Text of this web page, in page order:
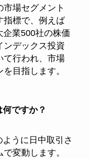
市場セグメント
指標で、例えば
企業500社の株価
ンデックス投資
て行われ、市場
目指します。
ですか？
うに日中取引さ
変動します。